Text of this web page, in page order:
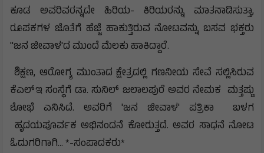
ಕೂಡ ಅವರಿವರನ್ನದೇ ಹಿರಿಯ- ಕಿರಿಯರನ್ನು ಮಾತನಾಡಿಸುತ್ತಾ,
ರೂಪಕಗಳ ಜೊತೆಗೆ ಹೆಜ್ಜೆ ಹಾಕುತ್ತಿರುವ ನೋಟವನ್ನು ಬಸವ ಭಕ್ತರು
"ಜನ ಜೀವಾಳ'ದ ಮುಂದೆ ಮೆಲಕು ಹಾಕಿದ್ದಾರೆ.
ಶಿಕ್ಷಣ, ಆರೋಗ್ಯ ಮುಂತಾದ ಕ್ಷೇತ್ರದಲ್ಲಿ ಗಣನೀಯ ಸೇವೆ ಸಲ್ಲಿಸಿರುವ
ಕೆಎಲ್ಇ ಸಂಸ್ಥೆಗೆ ಡಾ. ಸುನಿಲ್ ಜಲಾಲಪುರೆ ಅವರ ನೇಮಕ ಮತ್ತಷ್ಟು
ಶೋಭೆ ಎನಿಸಿದೆ. ಅವರಿಗೆ 'ಜನ ಜೀವಾಳ' ಪತ್ರಿಕಾ ಬಳಗ
ಹೃದಯಪೂರ್ವಕ ಅಭಿನಂದನೆ ಕೋರುತ್ತದೆ. ಅವರ ಸಾಧನೆ ನೋಟ
ಓದುಗರಿಗಾಗಿ... *-ಸಂಪಾದಕರು*